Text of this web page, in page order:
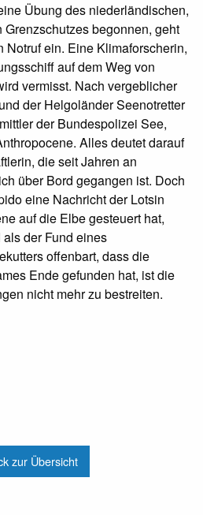
Übung des niederländischen,
begonnen, geht
ein. Eine Klimaforscherin,
auf dem Weg von
vermisst. Nach vergeblicher
der Helgoländer Seenotretter
der Bundespolizei See,
Alles deutet darauf
die seit Jahren an
über Bord gegangen ist. Doch
eine Nachricht der Lotsin
auf die Elbe gesteuert hat,
der Fund eines
offenbart, dass die
Ende gefunden hat, ist die
nicht mehr zu bestreiten.
zur Übersicht